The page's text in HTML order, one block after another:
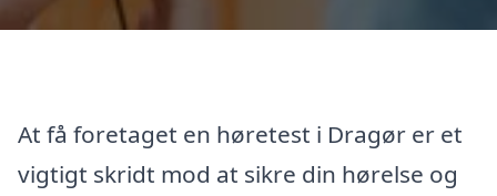
At få foretaget en høretest i Dragør er et
vigtigt skridt mod at sikre din hørelse og